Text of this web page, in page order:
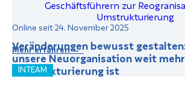
INTEAM
Online seit 24. November 2025
Veränderungen bewusst
unsere Neuorganisation weit
Umstrukturierung ist
Mehr erfahren →